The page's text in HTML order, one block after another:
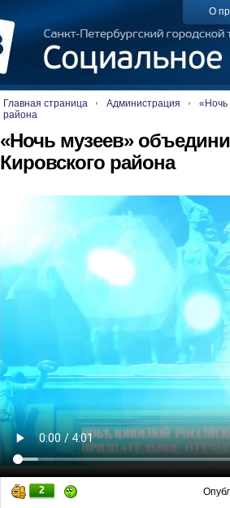
О
Главная страница Администрация
«Ночь
района
«Ночь музеев»
Кировского района
2